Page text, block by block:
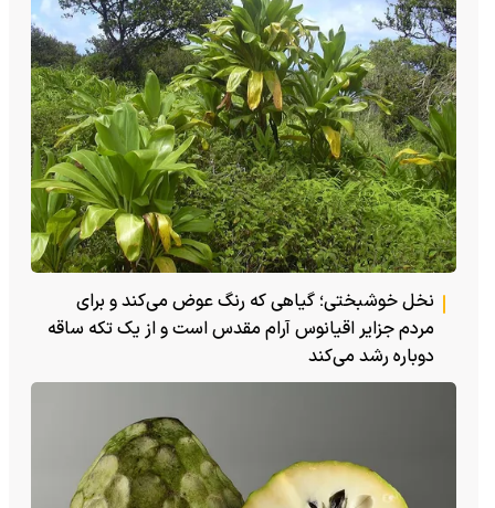
نخل خوشبختی؛ گیاهی که رنگ عوض می‌کند و برای
مردم جزایر اقیانوس آرام مقدس است و از یک تکه ساقه
دوباره رشد می‌کند